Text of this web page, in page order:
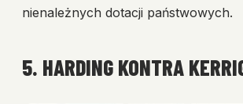
nienależnych dotacji państwowych.
5. HARDING KONTRA